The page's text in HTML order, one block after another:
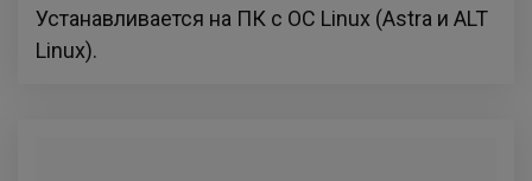
Устанавливается на ПК с ОС Linux (Astra и ALT
Linux).